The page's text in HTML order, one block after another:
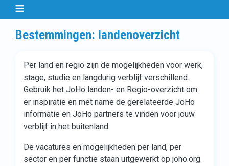
Bestemmingen: landenoverzicht
Per land en regio zijn de mogelijkheden voor werk,
stage, studie en langdurig verblijf verschillend.
Gebruik het JoHo landen- en Regio-overzicht om
er inspiratie en met name de gerelateerde JoHo
informatie en JoHo partners te vinden voor jouw
verblijf in het buitenland.
De vacatures en mogelijkheden per land, per
sector en per functie staan uitgewerkt op joho.org.